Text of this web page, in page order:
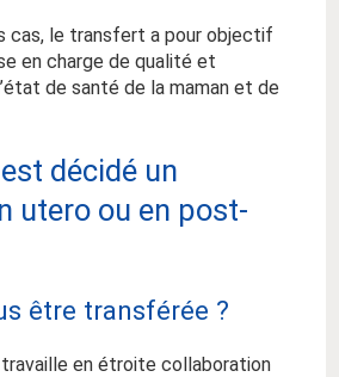
cas, le transfert a pour objectif
en charge de qualité et
de santé de la maman et de
décidé un
utero ou en post-
être transférée ?
en étroite collaboration